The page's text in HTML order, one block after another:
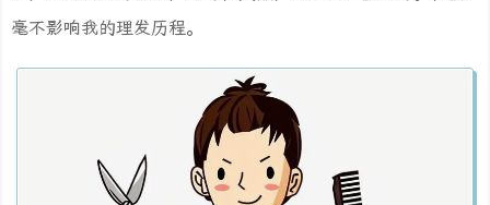
毫不影响我的理发历程。